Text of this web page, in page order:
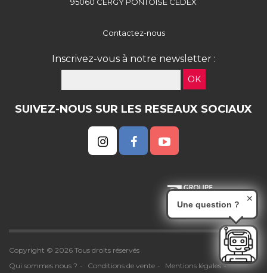
Contactez-nous
Inscrivez-vous à notre newsletter :
OK
SUIVEZ-NOUS SUR LES RESEAUX SOCIAUX
Copyright © 2026 Tous droits réservés
Qui sommes nous ?
Conditions de vente
Mentions légales
Une question ?
✕